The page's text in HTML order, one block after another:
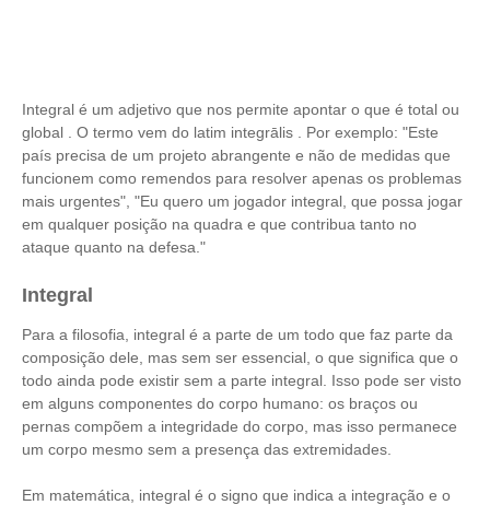
Integral é um adjetivo que nos permite apontar o que é total ou
global . O termo vem do latim integrālis . Por exemplo: "Este
país precisa de um projeto abrangente e não de medidas que
funcionem como remendos para resolver apenas os problemas
mais urgentes", "Eu quero um jogador integral, que possa jogar
em qualquer posição na quadra e que contribua tanto no
ataque quanto na defesa."
Integral
Para a filosofia, integral é a parte de um todo que faz parte da
composição dele, mas sem ser essencial, o que significa que o
todo ainda pode existir sem a parte integral. Isso pode ser visto
em alguns componentes do corpo humano: os braços ou
pernas compõem a integridade do corpo, mas isso permanece
um corpo mesmo sem a presença das extremidades.
Em matemática, integral é o signo que indica a integração e o